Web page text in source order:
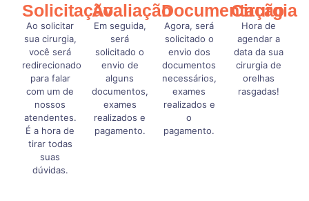
Solicitação
Ao solicitar
sua cirurgia,
você será
redirecionado
para falar
com um de
nossos
atendentes.
É a hora de
tirar todas
suas
dúvidas.
Avaliação
Em seguida,
será
solicitado o
envio de
alguns
documentos,
exames
realizados e
pagamento.
Documentação
Agora, será
solicitado o
envio dos
documentos
necessários,
exames
realizados e
o
pagamento.
Cirurgia
Hora de
agendar a
data da sua
cirurgia de
orelhas
rasgadas!